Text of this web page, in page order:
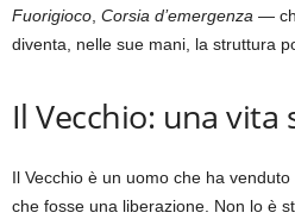
Fuorigioco Corsia d’emergenza —
diventa, nelle sue mani, la struttura
Il Vecchio: una vita
Il Vecchio è un uomo che ha
che fosse una liberazione. Non lo è